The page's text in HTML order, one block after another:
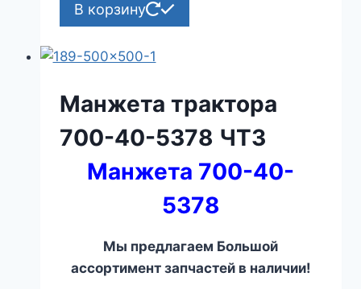
В корзину
Манжета трактора
700-40-5378 ЧТЗ
Манжета 700-40-
5378
Мы предлагаем Большой
ассортимент запчастей в наличии!